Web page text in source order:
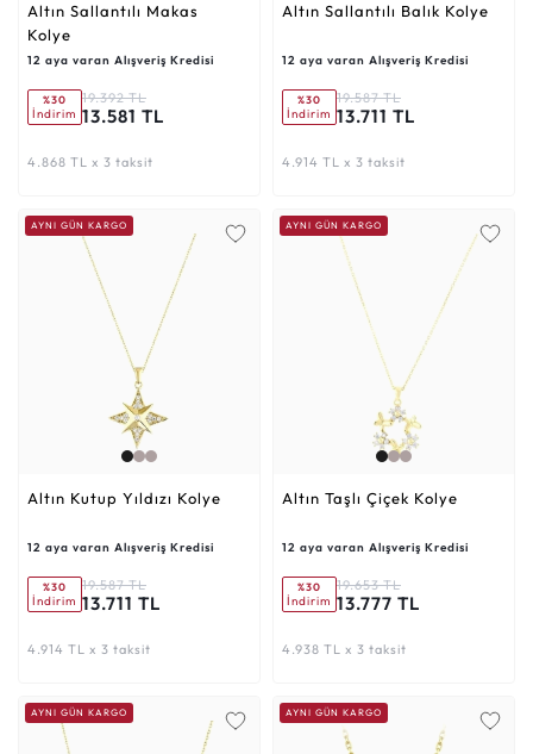
Altın Sallantılı Makas
Kolye
12 aya varan Alışveriş Kredisi
%30
İndirim
19.392 TL
13.581 TL
4.868 TL x 3 taksit
Altın Sallantılı Balık Kolye
12 aya varan Alışveriş Kredisi
%30
İndirim
19.587 TL
13.711 TL
4.914 TL x 3 taksit
AYNI GÜN KARGO
Altın Kutup Yıldızı Kolye
12 aya varan Alışveriş Kredisi
%30
İndirim
19.587 TL
13.711 TL
4.914 TL x 3 taksit
AYNI GÜN KARGO
Altın Taşlı Çiçek Kolye
12 aya varan Alışveriş Kredisi
%30
İndirim
19.653 TL
13.777 TL
4.938 TL x 3 taksit
AYNI GÜN KARGO AYNI GÜN KARGO